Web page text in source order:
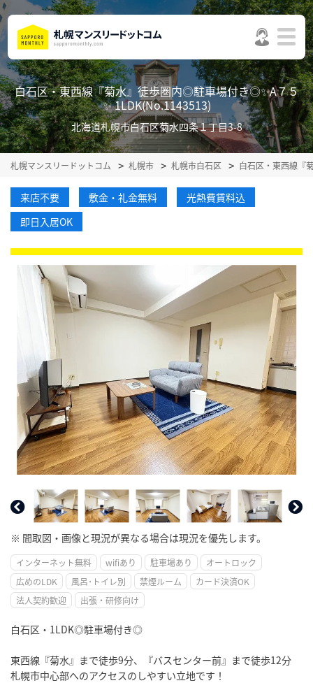
白石区・東西線『菊水』徒歩圏内◎駐車場付き◎✨A７５
✨ 1LDK(No.1143513)
北海道札幌市白石区菊水四条１丁目3-8
札幌マンスリードットコム 札幌市 札幌市白石区 白石区・東西線『
来店不要 敷金・礼金無料
光熱費賃料込
即日入居OK
※ 間取図・画像と現況が異なる場合は現況を優先します。
インターネット無料 wifiあり 駐車場あり
オートロック
広めのLDK
風呂･トイレ別 禁煙ルーム
カード決済OK
法人契約歓迎
出張・研修向け
白石区・1LDK◎駐車場付き◎
東西線『菊水』まで徒歩9分、『バスセンター前』まで徒歩12分
札幌市中心部へのアクセスのしやすい立地です！